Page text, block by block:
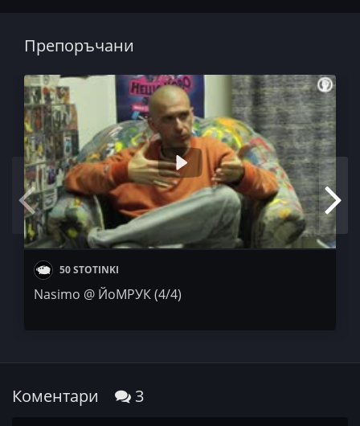
Препоръчани
50 STOTINKI
Nasimo @ ЙоМРУК (4/4)
Коментари 3